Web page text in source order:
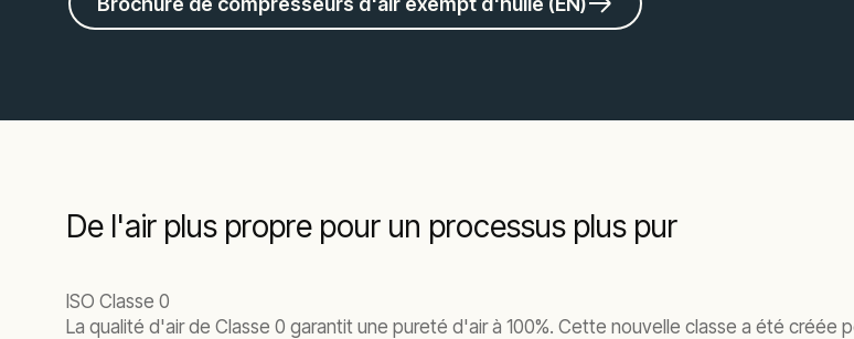
De l'air plus propre pour un processus plus pur
ISO Classe 0
La qualité d'air de Classe 0 garantit une pureté d'air à 100%. Cette nouvelle classe a été